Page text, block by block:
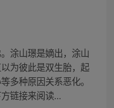
涂山璟是嫡出，涂山
为彼此是双生胎，起
多种原因关系恶化。
链接来阅读...